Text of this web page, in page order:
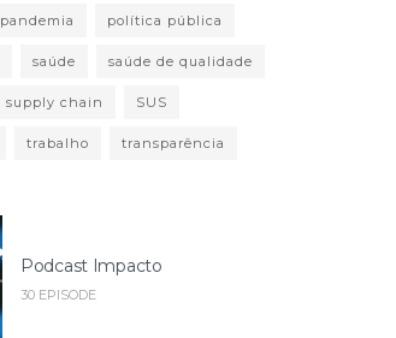
pandemia política pública
saúde saúde de qualidade
supply chain SUS
trabalho transparência
Podcast Impacto
30 EPISODE